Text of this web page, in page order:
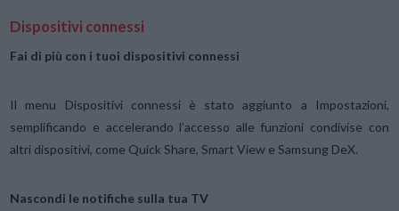
Dispositivi connessi
Fai di più con i tuoi dispositivi connessi
Il menu Dispositivi connessi è stato aggiunto a Impostazioni,
semplificando e accelerando l’accesso alle funzioni condivise con
altri dispositivi, come Quick Share, Smart View e Samsung DeX.
Nascondi le notifiche sulla tua TV